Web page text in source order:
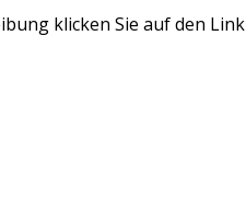
klicken Sie auf den Link